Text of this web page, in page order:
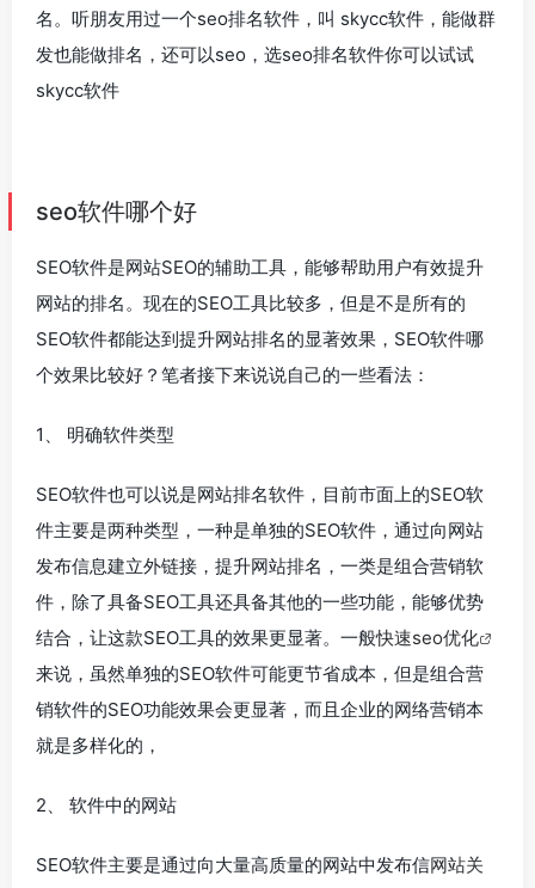
名。听朋友用过一个seo排名软件，叫 skycc软件，能做群
发也能做排名，还可以seo，选seo排名软件你可以试试
skycc软件
seo软件哪个好
SEO软件是网站SEO的辅助工具，能够帮助用户有效提升
网站的排名。现在的SEO工具比较多，但是不是所有的
SEO软件都能达到提升网站排名的显著效果，SEO软件哪
个效果比较好？笔者接下来说说自己的一些看法：
1、 明确软件类型
SEO软件也可以说是网站排名软件，目前市面上的SEO软
件主要是两种类型，一种是单独的SEO软件，通过向网站
发布信息建立外链接，提升网站排名，一类是组合营销软
件，除了具备SEO工具还具备其他的一些功能，能够优势
结合，让这款SEO工具的效果更显著。一般快速seo优化
来说，虽然单独的SEO软件可能更节省成本，但是组合营
销软件的SEO功能效果会更显著，而且企业的网络营销本
就是多样化的，
2、 软件中的网站
SEO软件主要是通过向大量高质量的网站中发布信网站关